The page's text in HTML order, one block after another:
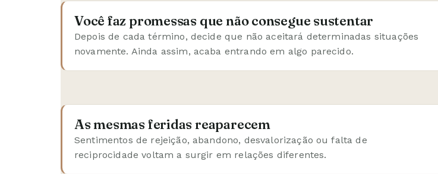
Você faz promessas que não consegue sustentar
Depois de cada término, decide que não aceitará determinadas situações
novamente. Ainda assim, acaba entrando em algo parecido.
As mesmas feridas reaparecem
Sentimentos de rejeição, abandono, desvalorização ou falta de
reciprocidade voltam a surgir em relações diferentes.